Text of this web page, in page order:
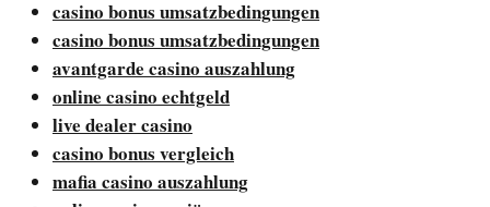
casino bonus umsatzbedingungen
casino bonus umsatzbedingungen
avantgarde casino auszahlung
online casino echtgeld
live dealer casino
casino bonus vergleich
mafia casino auszahlung